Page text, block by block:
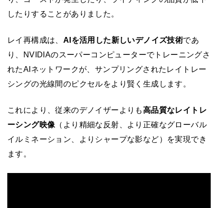
したりすることがありました。
レイ再構成は、 AIを活用した新しいデノイズ技術であ
り、NVIDIAのスーパーコンピューターでトレーニングさ
れたAIネットワークが、サンプリングされたレイトレー
シングの光線間のピクセルをより賢く生成します。
これにより、従来のデノイザーよりも高品質なレイトレ
ーシング映像 （より精細な反射、より正確なグローバル
イルミネーション、よりシャープな影など）を実現でき
ます。